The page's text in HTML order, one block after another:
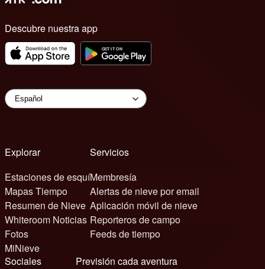
Descubre nuestra app
Explorar
Estaciones de esquí
Mapas Tiempo
Resumen de Nieve
Whiteroom Noticias
Fotos
MiNieve
Servicios
Membresía
Alertas de nieve por email
Aplicación móvil de nieve
Reporteros de campo
Feeds de tiempo
Sociales
Previsión cada aventura